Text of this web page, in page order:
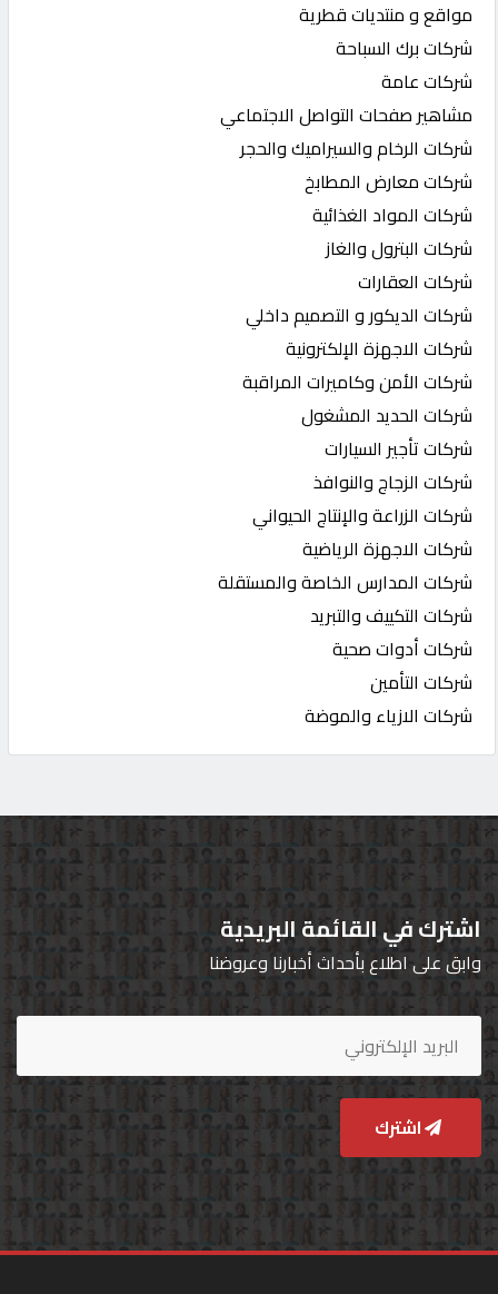
مواقع و منتديات قطرية
شركات برك السباحة
شركات عامة
مشاهير صفحات التواصل الاجتماعي
شركات الرخام والسيراميك والحجر
شركات معارض المطابخ
شركات المواد الغذائية
شركات البترول والغاز
شركات العقارات
شركات الديكور و التصميم داخلي
شركات الاجهزة الإلكترونية
شركات الأمن وكاميرات المراقبة
شركات الحديد المشغول
شركات تأجير السيارات
شركات الزجاج والنوافذ
شركات الزراعة والإنتاج الحيواني
شركات الاجهزة الرياضية
شركات المدارس الخاصة والمستقلة
شركات التكييف والتبريد
شركات أدوات صحية
شركات التأمين
شركات الازياء والموضة
اشترك في القائمة البريدية
وابق على اطلاع بأحداث أخبارنا وعروضنا
اشترك